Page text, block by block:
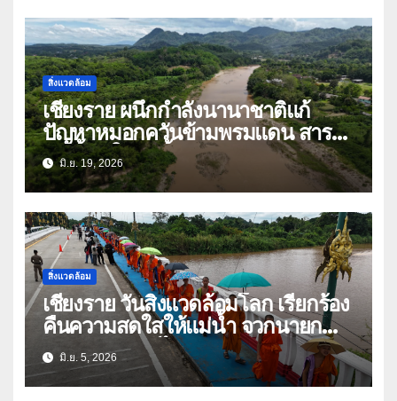
สิ่งแวดล้อม
เชียงราย ผนึกกำลังนานาชาติแก้
ปัญหาหมอกควันข้ามพรมแดน สาร
ปนเปื้อนในลุ่มน้ำกก
มิ.ย. 19, 2026
สิ่งแวดล้อม
เชียงราย วันสิ่งแวดล้อมโลก เรียกร้อง
คืนความสดใสให้แม่น้ำ จวกนายก
คณะรัฐมนตรี ไม่มารับฟังปัญหา
ประชาชน
มิ.ย. 5, 2026